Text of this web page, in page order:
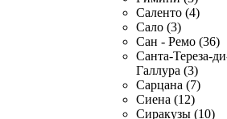
Саленто (4)
Сало (3)
Сан - Ремо (36)
Санта-Тереза-
Галлура (3)
Сарцана (7)
Сиена (12)
Сиракузы (10)